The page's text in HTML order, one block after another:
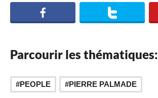
Parcourir les thématiques:
PEOPLE PIERRE PALMADE